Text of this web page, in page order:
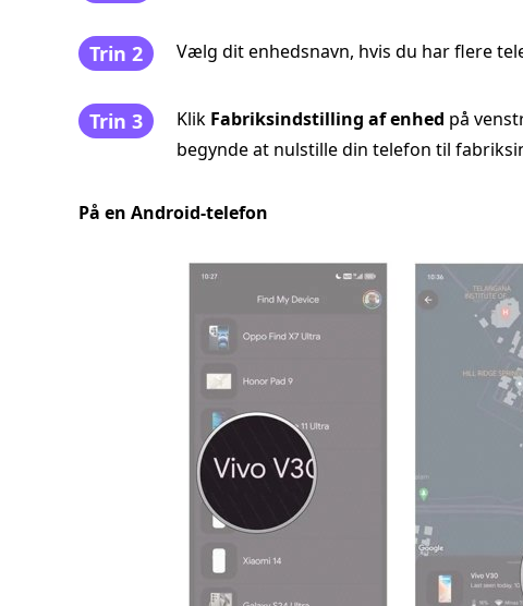
Trin 2 Vælg dit enhedsnavn, hvis du har flere
Trin 3 Klik Fabriksindstilling af enhed på
begynde at nulstille din telefon til
På en Android-telefon